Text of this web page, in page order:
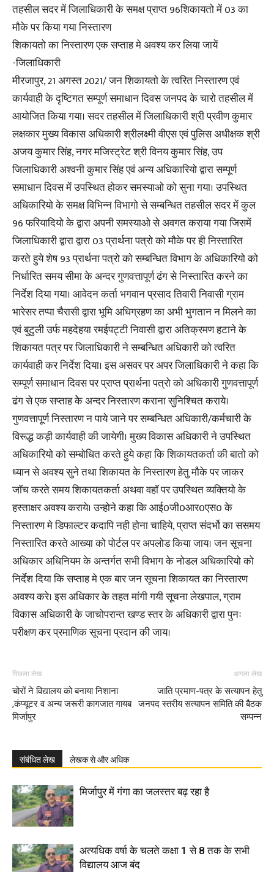
तहसील सदर में जिलाधिकारी के समक्ष प्राप्त 96शिकायतो में 03 का
मौके पर किया गया निस्तारण
शिकायतो का निस्तारण एक सप्ताह मे अवश्य कर लिया जायें
-जिलाधिकारी
मीरजापुर, 21 अगस्त 2021/ जन शिकायतो के त्वरित निस्तारण एवं
कार्यवाही के दृष्टिगत सम्पूर्ण समाधान दिवस जनपद के चारो तहसील में
आयोजित किया गया। सदर तहसील में जिलाधिकारी श्री प्रवीण कुमार
लक्षकार मुख्य विकास अधिकारी श्रीलक्ष्मी वीएस एवं पुलिस अधीक्षक श्री
अजय कुमार सिंह, नगर मजिस्ट्रेट श्री विनय कुमार सिंह, उप
जिलाधिकारी अश्वनी कुमार सिंह एवं अन्य अधिकारियो द्वारा सम्पूर्ण
समाधान दिवस में उपस्थित होकर समस्याओ को सुना गया। उपस्थित
अधिकारियो के समक्ष विभिन्न विभागो से सम्बन्धित तहसील सदर में कुल
96 फरियादियो के द्वारा अपनी समस्याओ से अवगत कराया गया जिसमें
जिलाधिकारी द्वारा द्वारा 03 प्रार्थना पत्रो को मौके पर ही निस्तारित
करते हुये शेष 93 प्रार्थना पत्रो को सम्बन्धित विभाग के अधिकारियो को
निर्धारित समय सीमा के अन्दर गुणवत्तापूर्ण ढंग से निस्तारित करने का
निर्देश दिया गया। आवेदन कर्ता भगवान प्रसाद तिवारी निवासी ग्राम
भारेसर तप्पा चैरासी द्वारा भूमि अधिग्रहण का अभी भुगतान न मिलने का
एवं बुटुली उर्फ महदेहया रमईपट्टी निवासी द्वारा अतिक्रमण हटाने के
शिकायत पत्र पर जिलाधिकारी ने सम्बन्धित अधिकारी को त्वरित
कार्यवाही कर निर्देश दिया। इस असवर पर अपर जिलाधिकारी ने कहा कि
सम्पूर्ण समाधान दिवस पर प्राप्त प्रार्थना पत्रो को अधिकारी गुणवत्तापूर्ण
ढंग से एक सप्ताह केे अन्दर निस्तारण कराना सुनिश्चित कराये।
गुणवत्तापूर्ण निस्तारण न पाये जाने पर सम्बन्धित अधिकारी/कर्मचारी के
विरूद्ध कड़ी कार्यवाही की जायेगी। मुख्य विकास अधिकारी ने उपस्थित
अधिकारियो को सम्बोधित करते हुये कहा कि शिकायतकर्ता की बातो को
ध्यान से अवश्य सुने तथा शिकायत के निस्तारण हेतु मौके पर जाकर
जाॅच करते समय शिकायतकर्ता अथवा वहाॅ पर उपस्थित व्यक्तियो के
हस्ताक्षर अवश्य कराये। उन्होने कहा कि आई0जी0आर0एस0 के
निस्तारण मे डिफाल्टर कदापि नही होना चाहिये, प्राप्त संदर्भो का ससमय
निस्तारित करते आख्या को पोर्टल पर अपलोड किया जाय। जन सूचना
अधिकार अधिनियम के अन्तर्गत सभी विभाग के नोडल अधिकारियो को
निर्देश दिया कि सप्ताह मे एक बार जन सूचना शिकायत का निस्तारण
अवश्य करे। इस अधिकार के तहत मांगी गयी सूचना लेखपाल, ग्राम
विकास अधिकारी के जाचोपरान्त खण्ड स्तर के अधिकारी द्वारा पुनः
परीक्षण कर प्रमाणिक सूचना प्रदान की जाय।
पिछला लेख
चोरों ने विद्यालय को बनाया निशाना
,कंप्यूटर व अन्य जरूरी कागजात गायब
मिर्जापुर
अगला लेख
जाति प्रमाण-पत्र के सत्यापन हेतु
जनपद स्तरीय सत्यापन समिति की बैठक
सम्पन्न
संबंधित लेख लेखक से और अधिक
मिर्जापुर में गंगा का जलस्तर बढ़ रहा है
अत्यधिक वर्षा के चलते कक्षा 1 से 8 तक के सभी
विद्यालय आज बंद